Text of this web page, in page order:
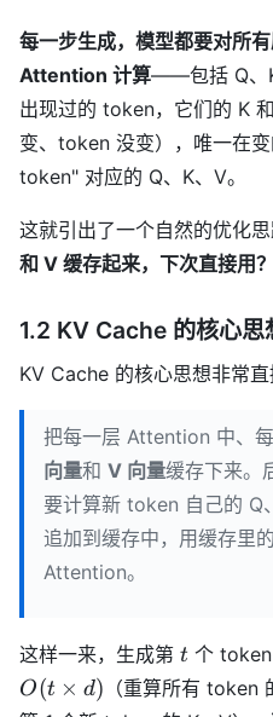
每一步生成，模型都要对所
Attention 计算——包括 Q、
出现过的 token，它们的 K
变、token 没变），唯一在
token" 对应的 Q、K、V。
这就引出了一个自然的优化思
和 V 缓存起来，下次直接用？
1.2 KV Cache 的核心思
KV Cache 的核心思想非常直
把每一层 Attention 中、
向量和 V 向量缓存下来。
要计算新 token 自己的 Q
追加到缓存中，用缓存里
Attention。
这样一来，生成第 t
t 个
O(t × d) （重算所有 token